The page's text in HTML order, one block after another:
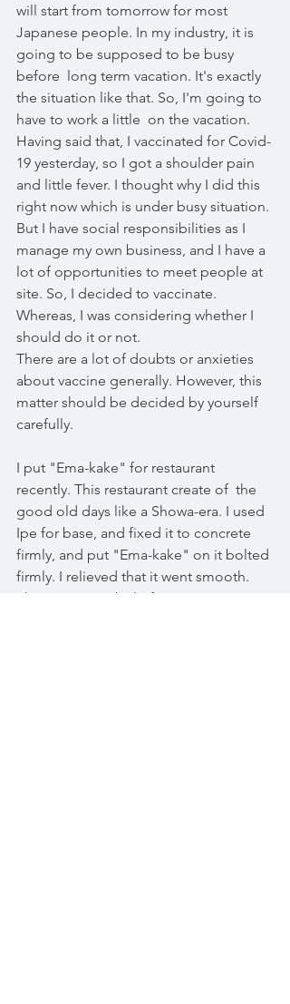
will start from tomorrow for most
Japanese people. In my industry, it is
going to be supposed to be busy
before  long term vacation. It's exactly
the situation like that. So, I'm going to
have to work a little  on the vacation.
Having said that, I vaccinated for Covid-
19 yesterday, so I got a shoulder pain
and little fever. I thought why I did this
right now which is under busy situation.
But I have social responsibilities as I
manage my own business, and I have a
lot of opportunities to meet people at
site. So, I decided to vaccinate.
Whereas, I was considering whether I
should do it or not.
There are a lot of doubts or anxieties
about vaccine generally. However, this
matter should be decided by yourself
carefully.
I put "Ema-kake" for restaurant
recently. This restaurant create of  the
good old days like a Showa-era. I used
Ipe for base, and fixed it to concrete
firmly, and put "Ema-kake" on it bolted
firmly. I relieved that it went smooth.
This is new symbol of restaurant.